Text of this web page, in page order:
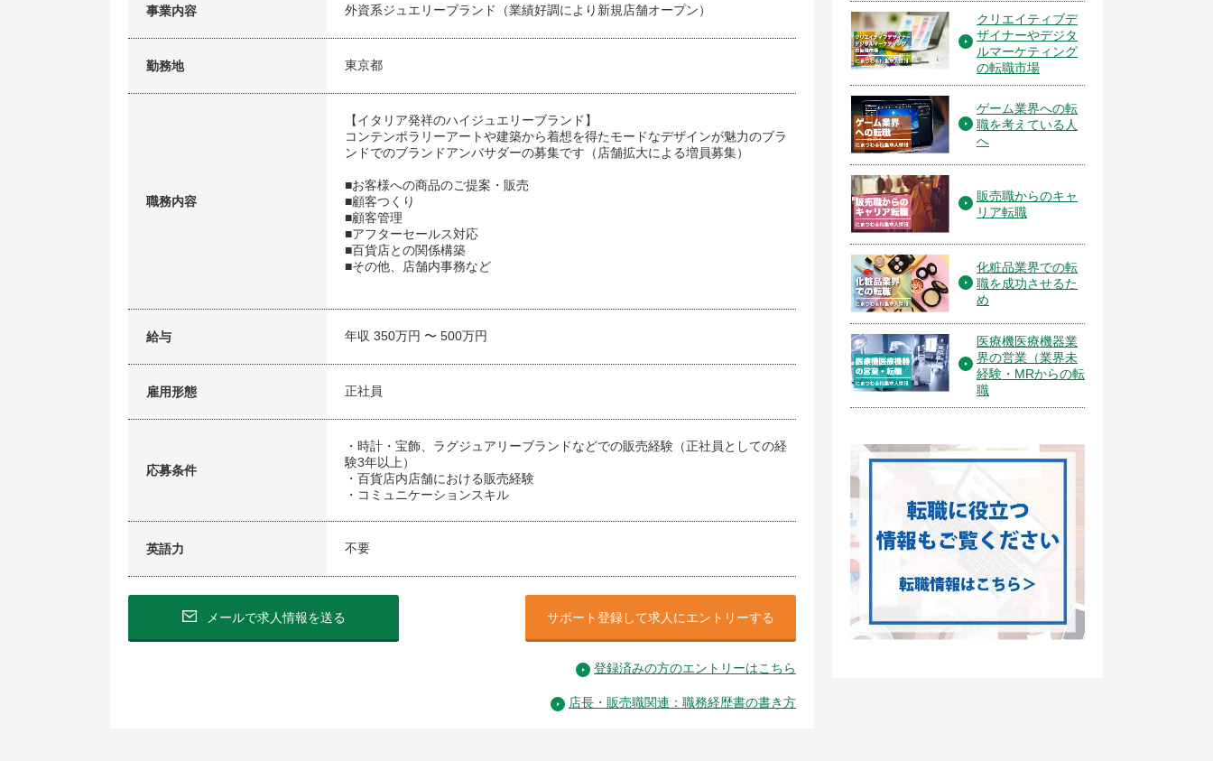
事業内容 外資系ジュエリーブランド（業績好調により新規店舗オープン）
勤務地 東京都
職務内容
【イタリア発祥のハイジュエリーブランド】
コンテンポラリーアートや建築から着想を得たモードなデザインが魅力のブラ
ンドでのブランドアンバサダーの募集です（店舗拡大による増員募集）
■お客様への商品のご提案・販売
■顧客つくり
■顧客管理
■アフターセールス対応
■百貨店との関係構築
■その他、店舗内事務など
給与 年収 350万円 〜 500万円
雇用形態 正社員
応募条件
・時計・宝飾、ラグジュアリーブランドなどでの販売経験（正社員としての経
験3年以上）
・百貨店内店舗における販売経験
・コミュニケーションスキル
英語力 不要
メールで求人情報を送る サポート登録して求人にエントリーする
登録済みの方のエントリーはこちら
店長・販売職関連：職務経歴書の書き方
クリエイティブデ
ザイナーやデジタ
ルマーケティング
の転職市場
ゲーム業界への転
職を考えている人
へ
販売職からのキャ
リア転職
化粧品業界での転
職を成功させるた
め
医療機医療機器業
界の営業（業界未
経験・MRからの転
職